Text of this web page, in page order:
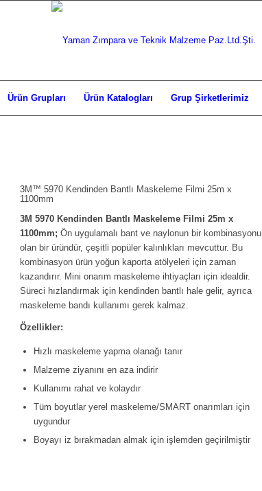
Ürün Grupları Ürün Katalogları Grup Şirketlerimiz
3M™ 5970 Kendinden Bantlı Maskeleme Filmi 25m x
1100mm
3M 5970 Kendinden Bantlı Maskeleme Filmi 25m x
1100mm; Ön uygulamalı bant ve naylonun bir kombinasyonu
olan bir üründür, çeşitli popüler kalınlıkları mevcuttur. Bu
kombinasyon ürün yoğun kaporta atölyeleri için zaman
kazandırır. Mini onarım maskeleme ihtiyaçları için idealdir.
Süreci hızlandırmak için kendinden bantlı hale gelir, ayrıca
maskeleme bandı kullanımı gerek kalmaz.
Özellikler:
Hızlı maskeleme yapma olanağı tanır
Malzeme ziyanını en aza indirir
Kullanımı rahat ve kolaydır
Tüm boyutlar yerel maskeleme/SMART onarımları için
uygundur
Boyayı iz bırakmadan almak için işlemden geçirilmiştir